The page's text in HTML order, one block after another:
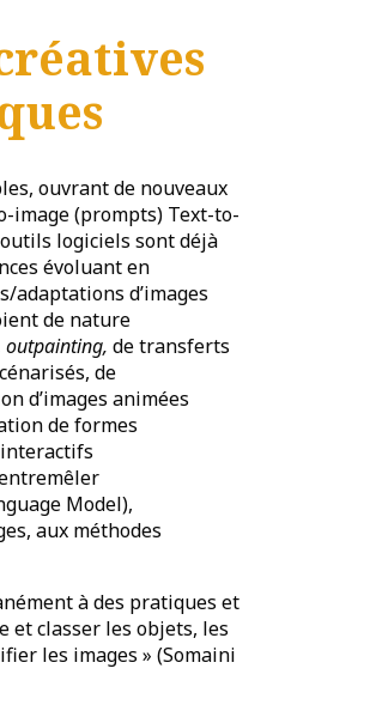
ouvrant de nouveaux
image (prompts) Text-to-
logiciels sont déjà
évoluant en
adaptations d’images
de nature
outpainting, de transferts
de
d’images animées
de formes
Model),
aux méthodes
à des pratiques et
et classer les objets, les
les images » (Somaini